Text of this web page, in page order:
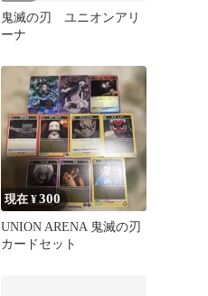
鬼滅の刃 ユニオンアリ
ーナ
現在 ¥300
UNION ARENA 鬼滅の刃
カードセット